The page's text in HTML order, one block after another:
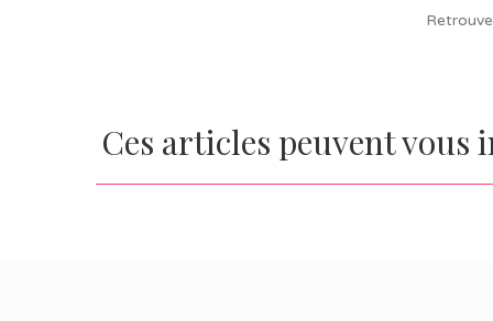
Ces articles peuvent vous